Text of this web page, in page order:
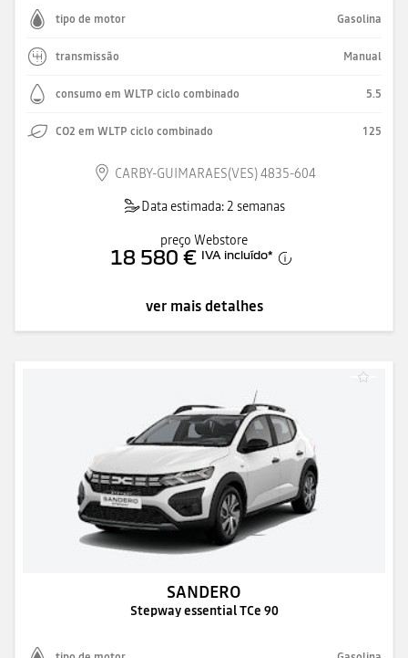
tipo de motor Gasolina
transmissão Manual
consumo em WLTP ciclo combinado 5.5
CO2 em WLTP ciclo combinado 125
CARBY-GUIMARAES(VES) 4835-604
Data estimada: 2 semanas
preço Webstore
18 580 € IVA incluído*
ver mais detalhes
SANDERO
Stepway essential TCe 90